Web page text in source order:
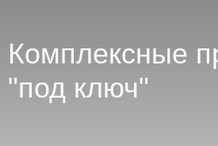
Комплексные
"под ключ"